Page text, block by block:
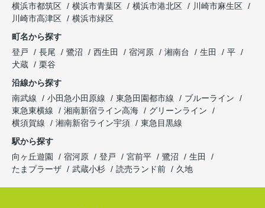
横浜市都筑区
横浜市青葉区 横浜市港北区
川崎市麻生区
川崎市高津区
横浜市緑区
町名から探す
登戸
長尾 鷺沼 西生田 宿河原 湘南台 生田
平
犬蔵
栗谷
沿線から探す
南武線
小田急小田原線 東急田園都市線
ブルーライン
東急東横線
湘南新宿ライン高海
グリーンライン
横須賀線
湘南新宿ライン宇須
東急目黒線
駅から探す
向ヶ丘遊園
宿河原 登戸 宮前平 鷺沼
生田
たまプラーザ
武蔵小杉 読売ランド前 久地